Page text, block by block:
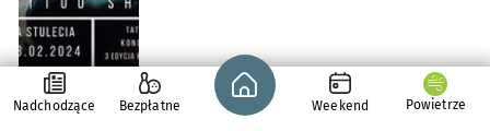
Hala Stulecia we Wrocławiu
Nadchodzące Bezpłatne
Strona główna - wroclaw.pl
Weekend Powietrze